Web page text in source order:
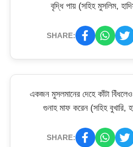
বৃদ্ধি পায় (সহিহ মুসলিম,
SHARE:
একজন মুসলমানের দেহে কাঁটা
গুনাহ মাফ করেন (সহিহ বুখারি,
SHARE: